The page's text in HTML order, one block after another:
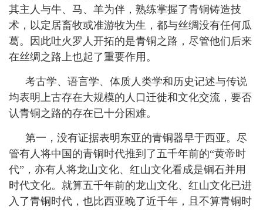
其主人与牛、马、羊为伴，熟练掌握了青铜铸造技
术，以定居畜牧或准游牧为生，都与丝绸没有任何瓜
葛。因此吐火罗人开拓的是青铜之路，尽管他们后来
在丝绸之路上也起了重要作用。
考古学、语言学、体质人类学和历史记述与传说
均表明上古存在大规模的人口迁徙和文化交流，要否
认青铜之路的存在已十分困难。
第一，没有证据表明东亚的青铜器早于西亚。尽
管有人将中国的青铜时代推到了五千年前的“黄帝时
代”，亦有人将龙山文化、红山文化看成是铜石并用
时代文化。就算五千年前的龙山文化、红山文化已进
入了青铜时代，也比西亚晚了近千年，且不算青铜时